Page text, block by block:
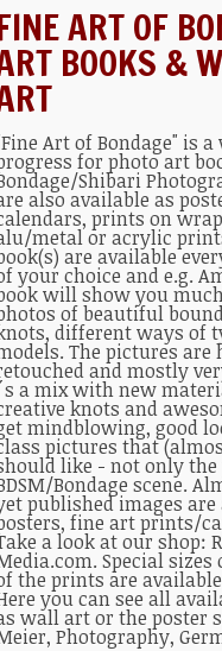
ART OF
BOOKS &
Art of Bondage" is
for photo art
Shibari
also available as
prints on
metal or acrylic
are available
your choice and e.g.
will show you
of beautiful
different ways of
The pictures are
and mostly
´s a mix with new
knots and
mindblowing, good
pictures that
like - not only the
Bondage scene.
published images are
fine art prints/
a look at our shop:
. Special
the prints are
you can see all
wall artor the poster
, Photography,